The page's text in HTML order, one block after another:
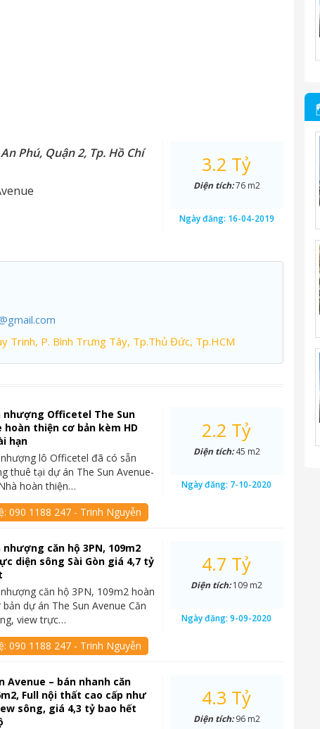
Phú, Quận 2, Tp. Hồ Chí
3.2 Tỷ
Diện tích:76 m2
Ngày đăng: 16-04-2019
Trinh, P. Bình Trưng Tây, Tp.Thủ Đức, Tp.HCM
nhượng Officetel The Sun
hoàn thiện cơ bản kèm HD
hạn
lô Officetel đã có sẵn
thuê tại dự án The Sun Avenue-
hoàn thiện…
090 1188 247 - Trinh Nguyễn
2.2 Tỷ
Diện tích:45 m2
Ngày đăng: 7-10-2020
nhượng căn hộ 3PN, 109m2
diện sông Sài Gòn giá 4,7 tỷ
căn hộ 3PN, 109m2 hoàn
dự án The Sun Avenue Căn
view trực…
090 1188 247 - Trinh Nguyễn
4.7 Tỷ
Diện tích:109 m2
Ngày đăng:9-09-2020
Avenue – bán nhanh căn
Full nội thất cao cấp như
sông, giá 4,3 tỷ bao hết
4.3 Tỷ
Diện tích:96 m2